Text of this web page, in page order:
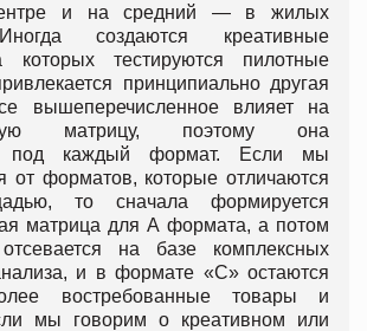
и на средний — в жилых
создаются креативные
тестируются пилотные
принципиально другая
вышеперечисленное влияет на
матрицу, поэтому она
под каждый формат. Если мы
от форматов, которые отличаются
то сначала формируется
матрица для А формата, а потом
на базе комплексных
и в формате «С» остаются
востребованные товары и
мы говорим о креативном или